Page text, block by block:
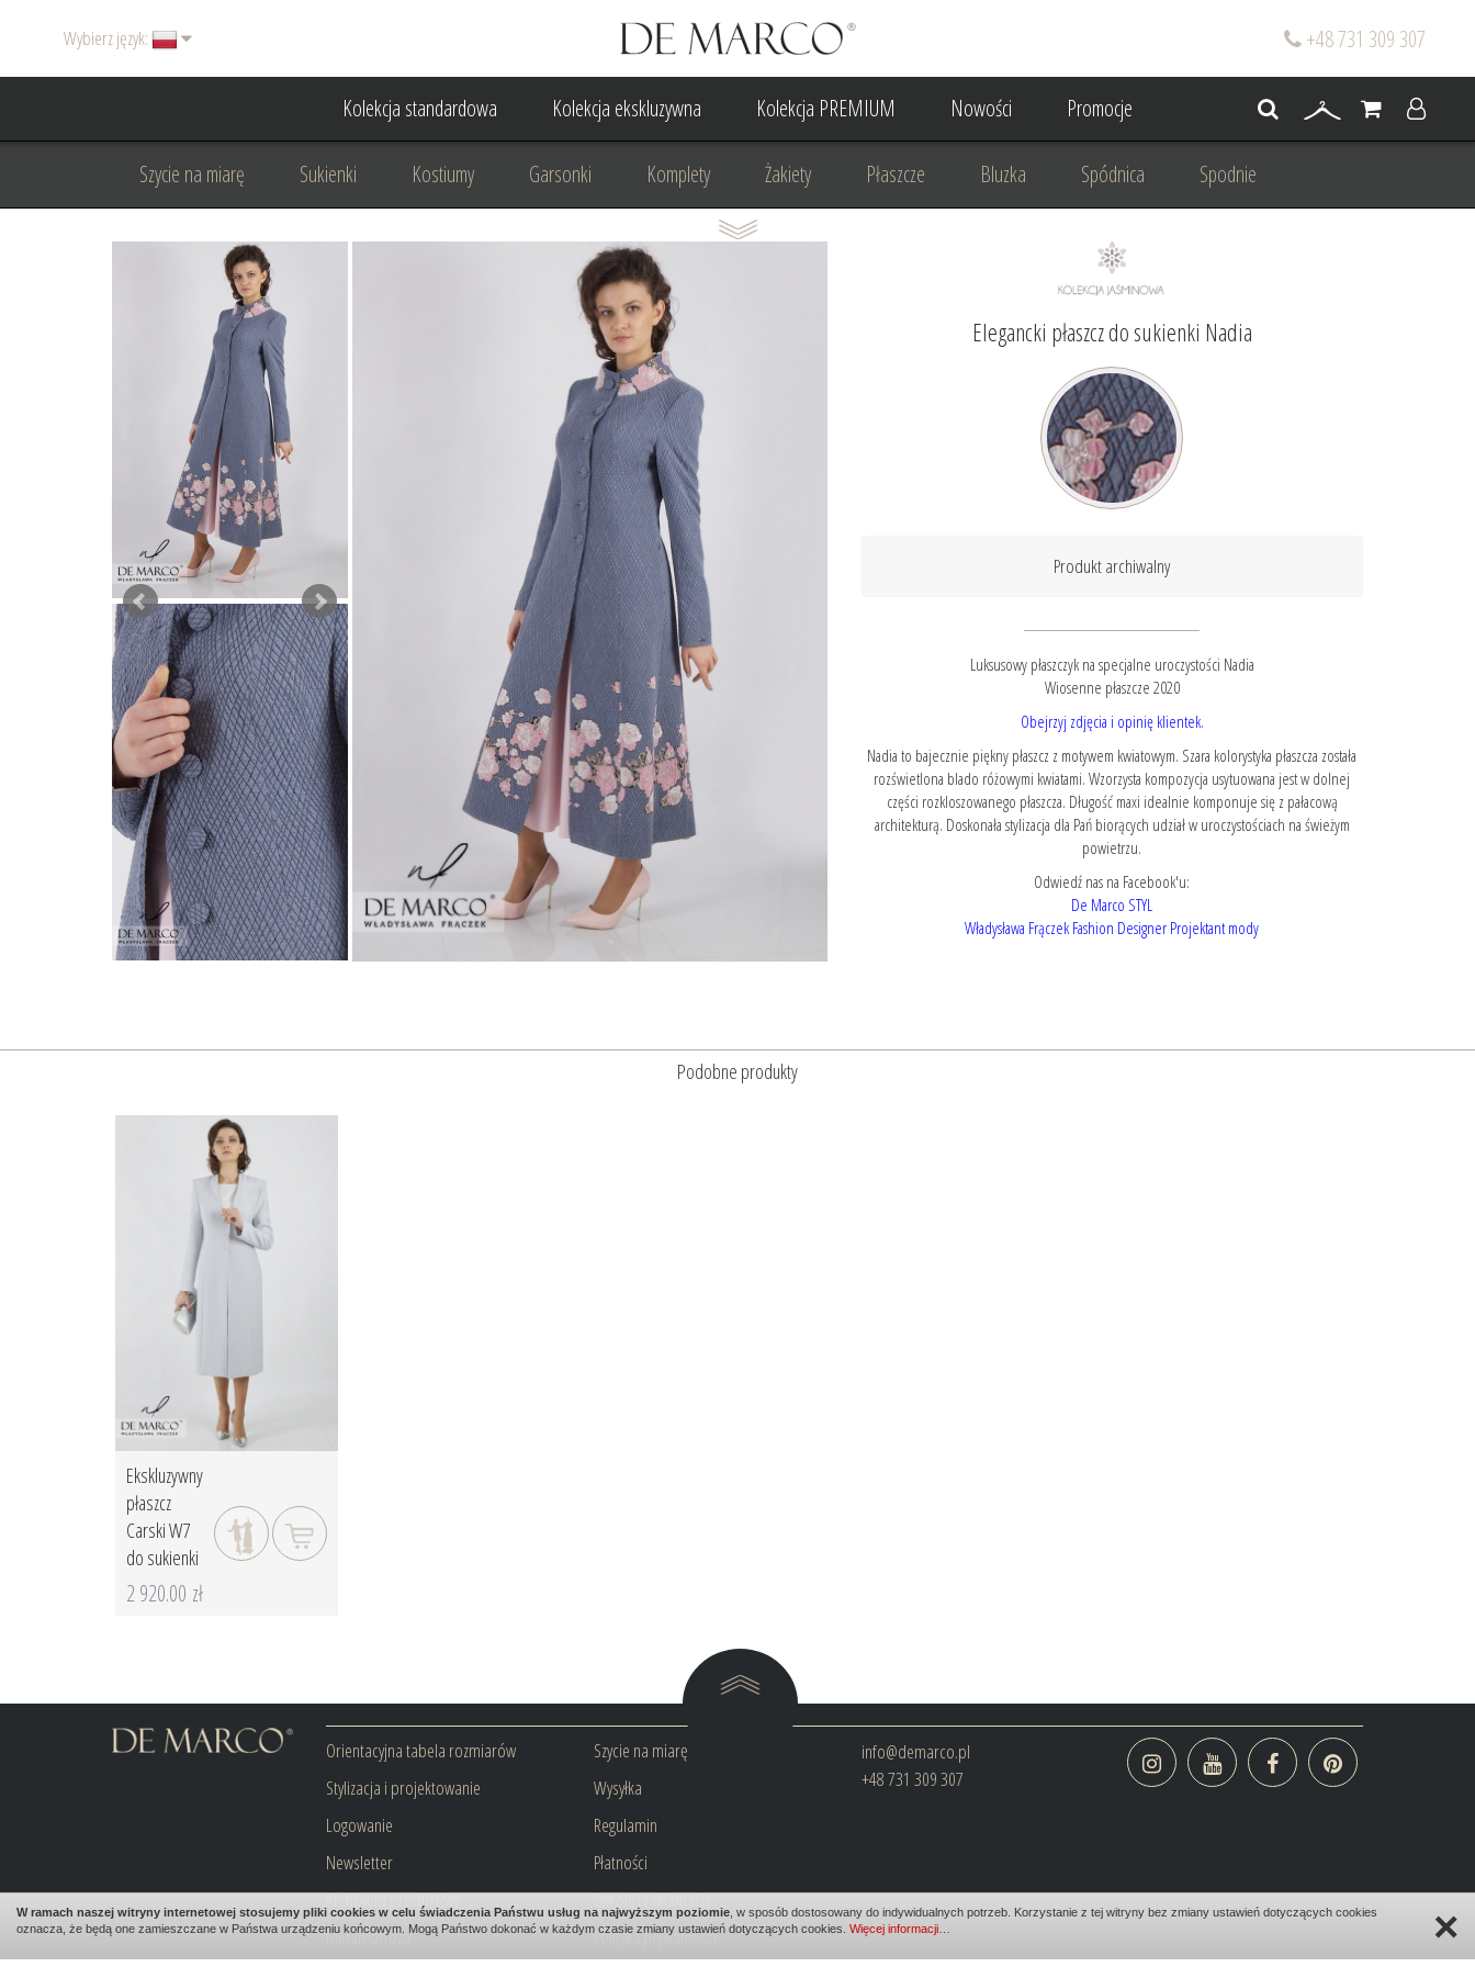
+48 731 309 307
Wybierz język:
Kolekcja standardowa Kolekcja ekskluzywna Kolekcja PREMIUM Nowości Promocje
Szycie na miarę Sukienki Kostiumy Garsonki Komplety Żakiety Płaszcze Bluzka Spódnica Spodnie
Basic Dodatki Garnitury damskie Suknia Wieczorowa Suknia Ślubna Dla mamy wesela
Odzież wizytowa Odzież biznesowa Projektowanie/ Stylizacja
Elegancki płaszcz do sukienki Nadia
Produkt archiwalny
Luksusowy płaszczyk na specjalne uroczystości Nadia
Wiosenne płaszcze 2020
Obejrzyj zdjęcia i opinię klientek.
Nadia to bajecznie piękny płaszcz z motywem kwiatowym. Szara kolorystyka płaszcza została
rozświetlona blado różowymi kwiatami. Wzorzysta kompozycja usytuowana jest w dolnej
części rozkloszowanego płaszcza. Długość maxi idealnie komponuje się z pałacową
architekturą. Doskonała stylizacja dla Pań biorących udział w uroczystościach na świeżym
powietrzu.
Odwiedź nas na Facebook'u:
De Marco STYL
Władysława Frączek Fashion Designer Projektant mody
Podobne produkty
Ekskluzywny
płaszcz
Carski W7
do sukienki
2 920.00 zł
Orientacyjna tabela rozmiarów
Stylizacja i projektowanie
Logowanie
Newsletter
Archiwum produktów
Metamorfoza
Szycie na miarę
Wysyłka
Regulamin
Płatności
Zwroty i reklamacje
Polityka prywatności
info@demarco.pl
+48 731 309 307
×
W ramach naszej witryny internetowej stosujemy pliki cookies w celu świadczenia Państwu usług na najwyższym poziomie , w sposób dostosowany do indywidualnych potrzeb. Korzystanie z tej witryny bez zmiany ustawień dotyczących cookies
oznacza, że będą one zamieszczane w Państwa urządzeniu końcowym. Mogą Państwo dokonać w każdym czasie zmiany ustawień dotyczących cookies. Więcej informacji…